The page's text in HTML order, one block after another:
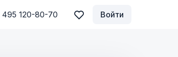
495 120-80-70 Войти